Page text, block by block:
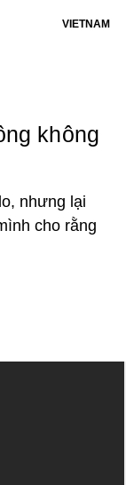
VIETNAM
không
nhưng lại
cho rằng